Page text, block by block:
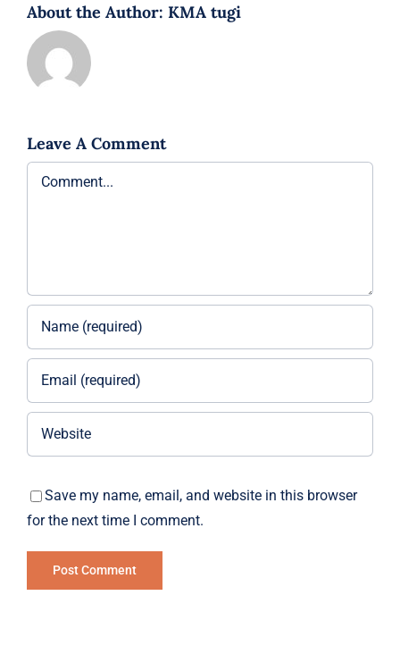
About the Author: KMA tugi
Leave A Comment
Comment
Save my name, email, and website in this browser
for the next time I comment.